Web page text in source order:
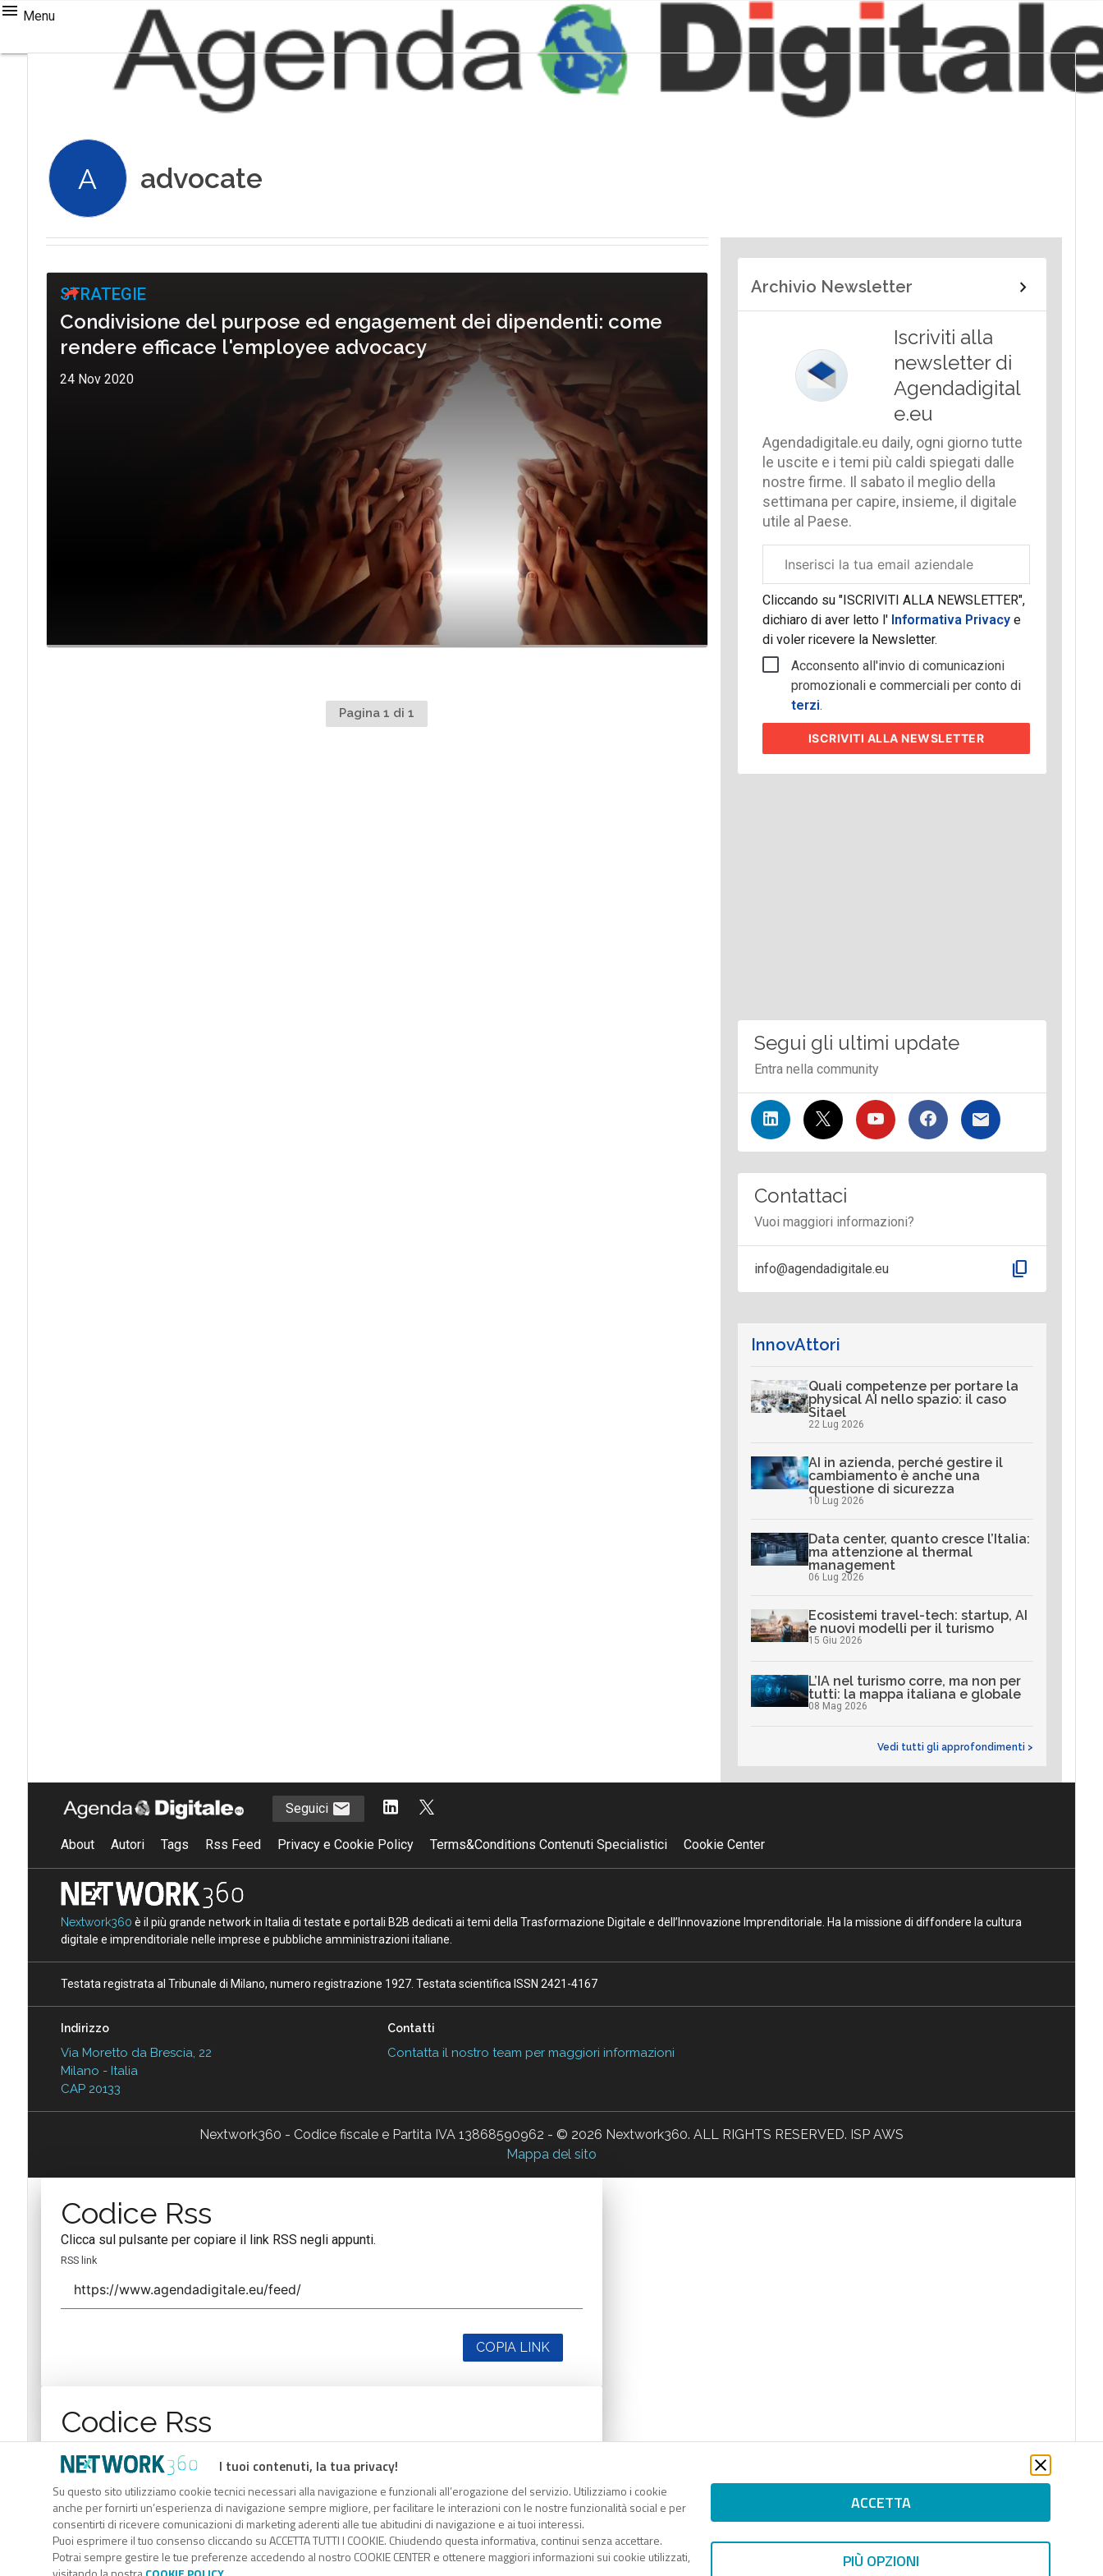
Menu
A advocate
STRATEGIE
Condivisione del purpose ed engagement dei dipendenti: come
rendere efficace l'employee advocacy
24 Nov 2020
Pagina 1 di 1
Archivio Newsletter
Iscriviti alla
newsletter di
Agendadigital
e.eu
Agendadigitale.eu daily, ogni giorno tutte
le uscite e i temi più caldi spiegati dalle
nostre firme. Il sabato il meglio della
settimana per capire, insieme, il digitale
utile al Paese.
aziendale
Cliccando su "ISCRIVITI ALLA NEWSLETTER",
dichiaro di aver letto l'Informativa Privacy e
di voler ricevere la Newsletter.
Acconsento all'invio di comunicazioni
promozionali e commerciali per conto di
terzi.
ISCRIVITI ALLA NEWSLETTER
Segui gli ultimi update
Entra nella community
Contattaci
Vuoi maggiori informazioni?
info@agendadigitale.eu content_copy
InnovAttori
Quali competenze per portare la
physical AI nello spazio: il caso
Sitael
22 Lug 2026
AI in azienda, perché gestire il
cambiamento è anche una
questione di sicurezza
10 Lug 2026
Data center, quanto cresce l’Italia:
ma attenzione al thermal
management
06 Lug 2026
Ecosistemi travel-tech: startup, AI
e nuovi modelli per il turismo
15 Giu 2026
L’IA nel turismo corre, ma non per
tutti: la mappa italiana e globale
08 Mag 2026
Vedi tutti gli approfondimenti >
I tuoi contenuti, la tua privacy!
Su questo sito utilizziamo cookie tecnici necessari alla navigazione e funzionali all’erogazione del servizio. Utilizziamo i cookie
anche per fornirti un’esperienza di navigazione sempre migliore, per facilitare le interazioni con le nostre funzionalità social e per
consentirti di ricevere comunicazioni di marketing aderenti alle tue abitudini di navigazione e ai tuoi interessi.
Puoi esprimere il tuo consenso cliccando su ACCETTA TUTTI I COOKIE. Chiudendo questa informativa, continui senza accettare.
Potrai sempre gestire le tue preferenze accedendo al nostro COOKIE CENTER e ottenere maggiori informazioni sui cookie utilizzati,
ACCETTA
PIÙ OPZIONI
Seguici
About Autori Tags Rss Feed Privacy e Cookie Policy Terms&Conditions Contenuti Specialistici Cookie Center
Nextwork360 è il più grande network in Italia di testate e portali B2B dedicati ai temi della Trasformazione Digitale e dell’Innovazione Imprenditoriale. Ha la missione di diffondere la cultura
digitale e imprenditoriale nelle imprese e pubbliche amministrazioni italiane.
Testata registrata al Tribunale di Milano, numero registrazione 1927. Testata scientifica ISSN 2421-4167
Indirizzo
Via Moretto da Brescia, 22
Milano - Italia
CAP 20133
Contatti
Contatta il nostro team per maggiori informazioni
Nextwork360 - Codice fiscale e Partita IVA 13868590962 - © 2026 Nextwork360. ALL RIGHTS RESERVED. ISP AWS
Mappa del sito
Codice Rss
Clicca sul pulsante per copiare il link RSS negli appunti.
RSS link
COPIA LINK
Codice Rss
RSS link
COPIA LINK